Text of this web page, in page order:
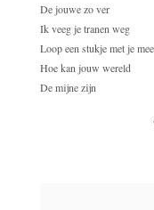
De jouwe zo ver
Ik veeg je tranen weg
Loop een stukje met je mee
Hoe kan jouw wereld
De mijne zijn